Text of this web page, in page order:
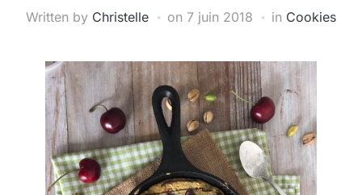
Written by Christelle on 7 juin 2018 in Cookies